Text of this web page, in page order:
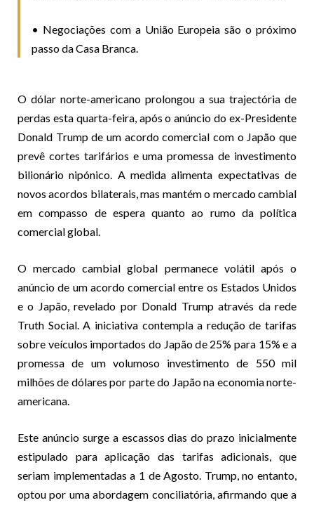
• Negociações com a União Europeia são o próximo
passo da Casa Branca.
O dólar norte-americano prolongou a sua trajectória de
perdas esta quarta-feira, após o anúncio do ex-Presidente
Donald Trump de um acordo comercial com o Japão que
prevê cortes tarifários e uma promessa de investimento
bilionário nipónico. A medida alimenta expectativas de
novos acordos bilaterais, mas mantém o mercado cambial
em compasso de espera quanto ao rumo da política
comercial global.
O mercado cambial global permanece volátil após o
anúncio de um acordo comercial entre os Estados Unidos
e o Japão, revelado por Donald Trump através da rede
Truth Social. A iniciativa contempla a redução de tarifas
sobre veículos importados do Japão de 25% para 15% e a
promessa de um volumoso investimento de 550 mil
milhões de dólares por parte do Japão na economia norte-
americana.
Este anúncio surge a escassos dias do prazo inicialmente
estipulado para aplicação das tarifas adicionais, que
seriam implementadas a 1 de Agosto. Trump, no entanto,
optou por uma abordagem conciliatória, afirmando que a